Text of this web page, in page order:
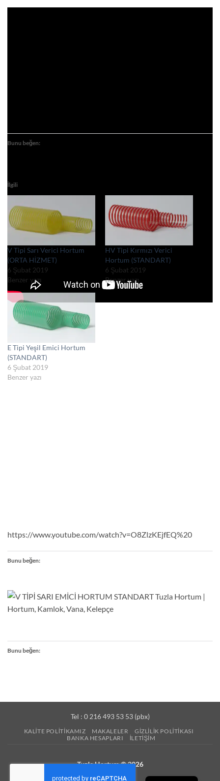
Bunu beğen:
İlgili
V Tipi Sarı Verici Hortum
(ORTA HİZMET)
6 Şubat 2019
Benzer yazı
HV Tipi Kırmızı Verici
Hortum (STANDART)
6 Şubat 2019
Benzer yazı
E Tipi Yeşil Emici Hortum
(STANDART)
6 Şubat 2019
Benzer yazı
https://www.youtube.com/watch?v=O8ZlzKEjfEQ%20
Bunu beğen:
Bunu beğen:
Tel : 0 216 493 53 53 (pbx)
KALITE POLITIKAMIZ MAKALELER
GIZLILIK POLITIKASI
BANKA HESAPLARI
İLETIŞIM
Tuzla Hortum © 2026